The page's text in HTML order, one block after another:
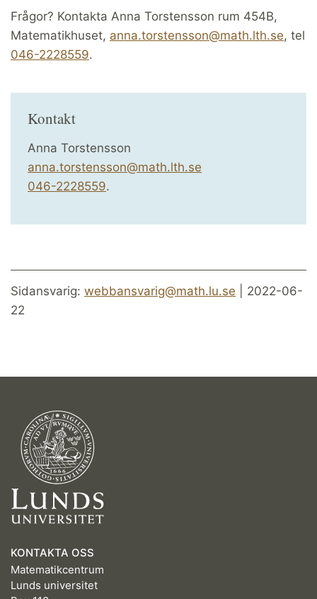
Frågor? Kontakta Anna Torstensson rum 454B,
Matematikhuset, anna.torstensson@math.lth.se, tel
046-2228559.
Kontakt
Anna Torstensson
anna.torstensson@math.lth.se
046-2228559.
Sidansvarig: webbansvarig@math.lu.se | 2022-06-
22
KONTAKTA OSS
Matematikcentrum
Lunds universitet